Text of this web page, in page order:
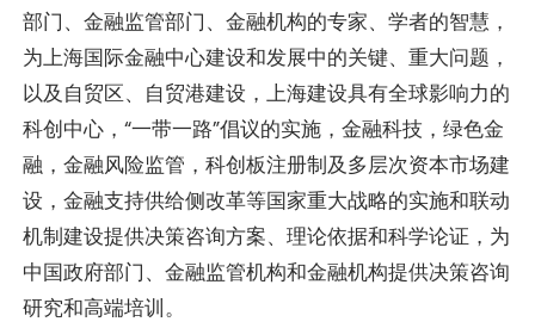
部门、金融监管部门、金融机构的专家、学者的智慧，
为上海国际金融中心建设和发展中的关键、重大问题，
以及自贸区、自贸港建设，上海建设具有全球影响力的
科创中心，“一带一路”倡议的实施，金融科技，绿色金
融，金融风险监管，科创板注册制及多层次资本市场建
设，金融支持供给侧改革等国家重大战略的实施和联动
机制建设提供决策咨询方案、理论依据和科学论证，为
中国政府部门、金融监管机构和金融机构提供决策咨询
研究和高端培训。